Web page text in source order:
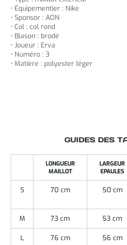
• Équipementier : Nike
• Sponsor : AON
• Col : col rond
• Blason : brodé
• Joueur : Erva
• Numéro : 3
• Matière : polyester léger
GUIDES DES
LONGUEUR
MAILLOT
LARGEUR
EPAULES
S 70 cm 50 cm
M 73 cm 53 cm
L 76 cm 56 cm